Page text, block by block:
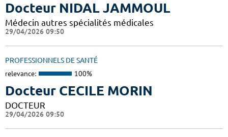
Docteur NIDAL JAMMOUL
Médecin autres spécialités médicales
29/04/2026 09:50
PROFESSIONNELS DE SANTÉ
relevance: 100%
Docteur CECILE MORIN
DOCTEUR
29/04/2026 09:50